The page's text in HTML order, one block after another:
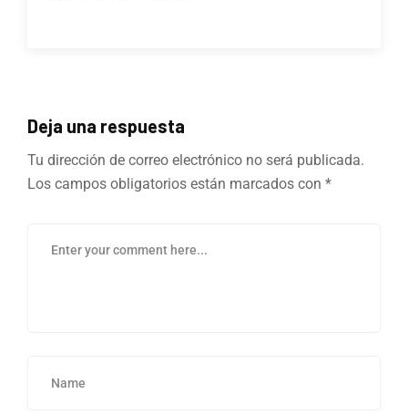
Deja una respuesta
Tu dirección de correo electrónico no será publicada.
Los campos obligatorios están marcados con *